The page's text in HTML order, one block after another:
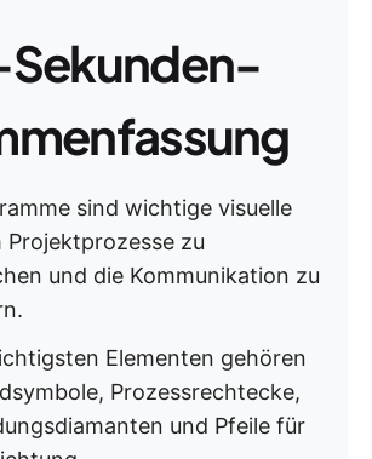
sind wichtige visuelle
Projektprozesse zu
und die Kommunikation zu
Elementen gehören
Prozessrechtecke,
und Pfeile für